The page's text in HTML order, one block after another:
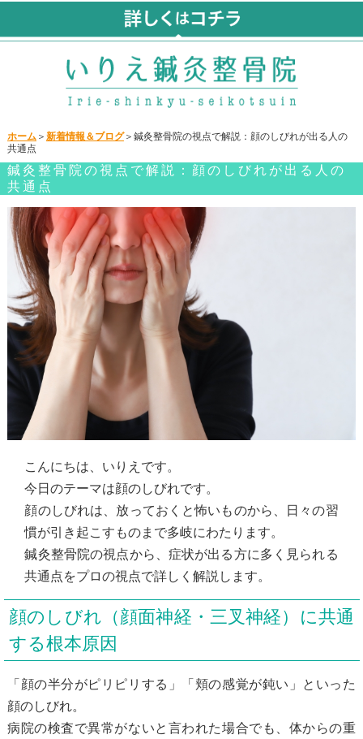
ホーム＞ 新着情報＆ブログ＞鍼灸整骨院の視点で解説：顔のしびれが出る人の
共通点
鍼灸整骨院の視点で解説：顔のしびれが出る人の
共通点
こんにちは、いりえです。
今日のテーマは顔のしびれです。
顔のしびれは、放っておくと怖いものから、日々の習
慣が引き起こすものまで多岐にわたります。
鍼灸整骨院の視点から、症状が出る方に多く見られる
共通点をプロの視点で詳しく解説します。
顔のしびれ（顔面神経・三叉神経）に共通
する根本原因
「顔の半分がピリピリする」「頬の感覚が鈍い」といった
顔のしびれ。
病院の検査で異常がないと言われた場合でも、体からの重